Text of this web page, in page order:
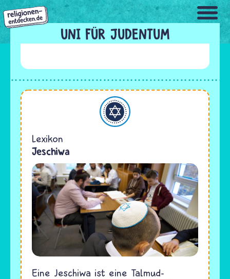
Direkt
zum
Inhalt
UNI FÜR JUDENTUM
Judentum
Lexikon
Jeschiwa
Eine Jeschiwa ist eine Talmud-